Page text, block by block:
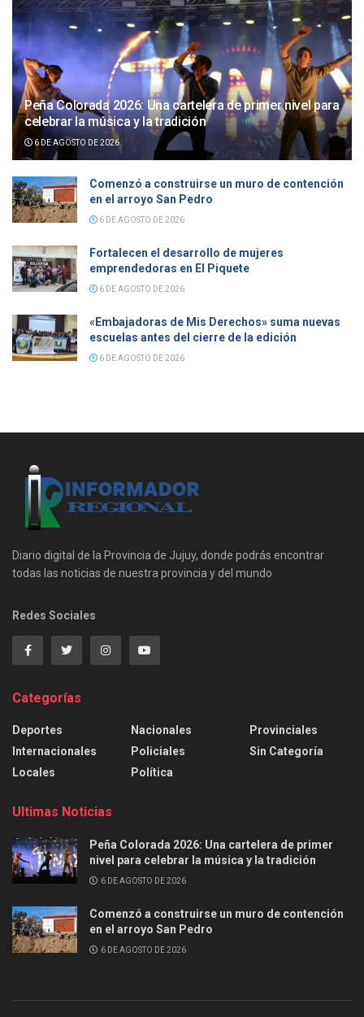
Peña Colorada 2026: Una cartelera de primer nivel para
celebrar la música y la tradición
6 DE AGOSTO DE 2026
Comenzó a construirse un muro de contención
en el arroyo San Pedro
6 DE AGOSTO DE 2026
Fortalecen el desarrollo de mujeres
emprendedoras en El Piquete
6 DE AGOSTO DE 2026
«Embajadoras de Mis Derechos» suma nuevas
escuelas antes del cierre de la edición
6 DE AGOSTO DE 2026
Diario digital de la Provincia de Jujuy, donde podrás encontrar
todas las noticias de nuestra provincia y del mundo
Redes Sociales
Categorías
Deportes
Internacionales
Locales
Nacionales
Policiales
Política
Provinciales
Sin Categoría
Ultimas Noticias
Peña Colorada 2026: Una cartelera de primer
nivel para celebrar la música y la tradición
6 DE AGOSTO DE 2026
Comenzó a construirse un muro de contención
en el arroyo San Pedro
6 DE AGOSTO DE 2026